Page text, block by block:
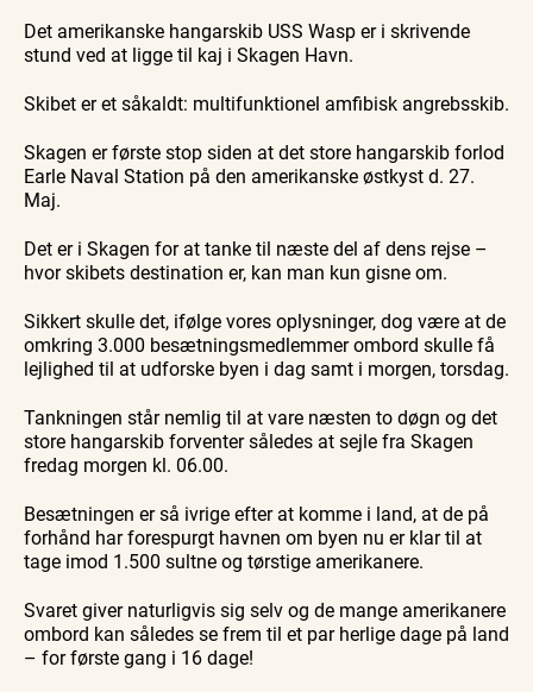
natur og lokale events.
Se events
på
Naturhistorisk
Skagen
med
fra 1937
Det amerikanske hangarskib USS Wasp er i skrivende
stund ved at ligge til kaj i Skagen Havn.
Skibet er et såkaldt: multifunktionel amfibisk angrebsskib.
Skagen er første stop siden at det store hangarskib forlod
Earle Naval Station på den amerikanske østkyst d. 27.
Maj.
Det er i Skagen for at tanke til næste del af dens rejse –
hvor skibets destination er, kan man kun gisne om.
Sikkert skulle det, ifølge vores oplysninger, dog være at de
omkring 3.000 besætningsmedlemmer ombord skulle få
lejlighed til at udforske byen i dag samt i morgen, torsdag.
Tankningen står nemlig til at vare næsten to døgn og det
store hangarskib forventer således at sejle fra Skagen
fredag morgen kl. 06.00.
Besætningen er så ivrige efter at komme i land, at de på
forhånd har forespurgt havnen om byen nu er klar til at
tage imod 1.500 sultne og tørstige amerikanere.
Svaret giver naturligvis sig selv og de mange amerikanere
ombord kan således se frem til et par herlige dage på land
– for første gang i 16 dage!